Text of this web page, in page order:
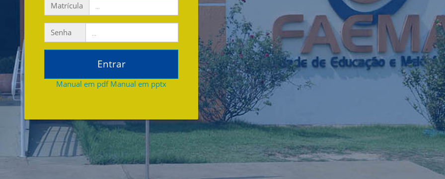
Matrícula
Senha
Manual em pdf Manual em pptx